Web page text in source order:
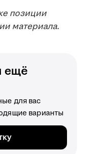
позиции
материала.
ещё
для вас
варианты